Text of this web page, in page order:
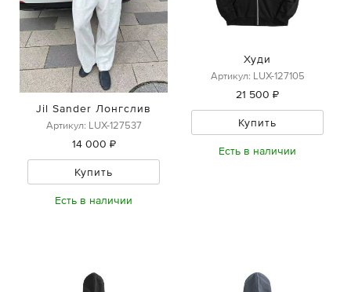
Jil Sander Лонгслив
Артикул: LUX-127537
14 000 ₽
Купить
Есть в наличии
Худи
Артикул: LUX-127105
21 500 ₽
Купить
Есть в наличии